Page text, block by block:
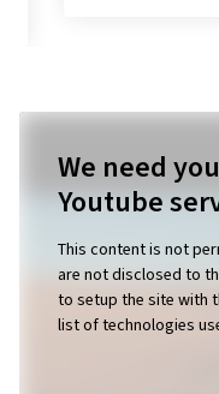
We need
Youtube
This content is not
are not disclosed to
to setup the site with
list of technologies